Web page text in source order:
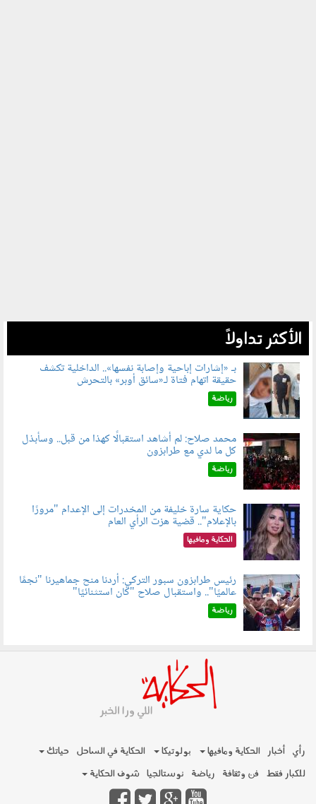
الأكثر تداولاً
060804.jpg
بـ «إشارات إباحية وإصابة نفسها».. الداخلية تكشف
حقيقة اتهام فتاة لـ«سائق أوبر» بالتحرش
رياضة
060802.jpg
محمد صلاح: لم أشاهد استقبالًا كهذا من قبل.. وسأبذل
كل ما لدي مع طرابزون
رياضة
060801.jpeg
حكاية سارة خليفة من المخدرات إلى الإعدام "مرورًا
بالإعلام".. قضية هزت الرأي العام
الحكاية ومافيها
060803.jpg
رئيس طرابزون سبور التركي: أردنا منح جماهيرنا "نجمًا
عالميًا".. واستقبال صلاح "كان استثنائيًا"
رياضة
رأي أخبار الحكاية ومافيها بولوتيكا الحكاية في الساحل
حياتك
للكبار فقط فن وثقافة رياضة نوستالجيا شوف الحكاية